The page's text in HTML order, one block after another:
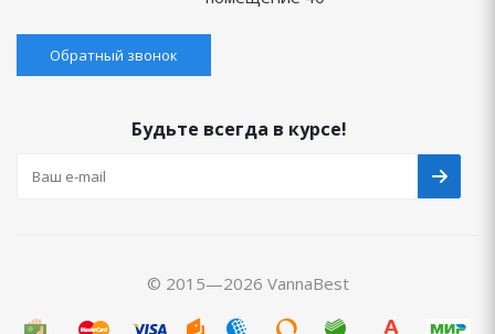
Обратный звонок
Будьте всегда в курсе!
© 2015—2026 VannaBest